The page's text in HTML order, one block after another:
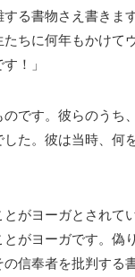
る書物さえ書きま
ちに何年もかけ
！」
です。彼らのう
た。彼は当時、何
がヨーガとされ
がヨーガです。偽
信奉者を批判する